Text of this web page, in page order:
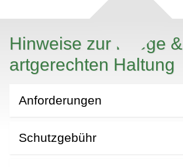
Hinweise zur Pflege &
artgerechten Haltung
Anforderungen
Schutzgebühr